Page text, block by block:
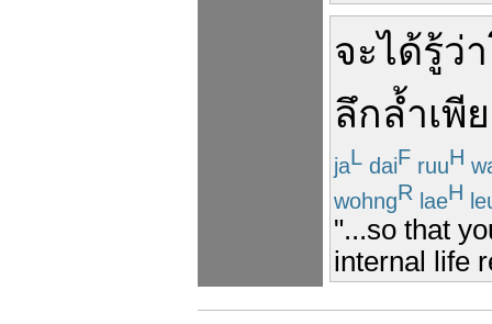
จะได้รู้ว่า
ลึกล้ำเพี
jaL daiF ruuH
wohngR laeH
"...so that
internal life